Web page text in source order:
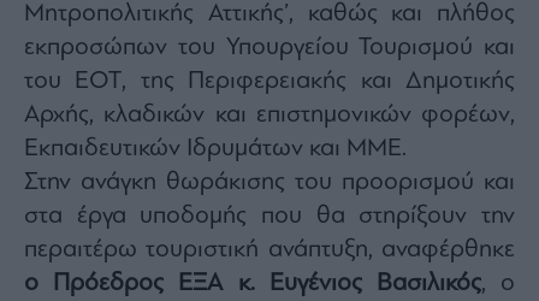
By
submitting
your
email,
agree
our
Terms
and
Privacy
Notice.
You
opt
at
any
time.
This
Μητροπολιτικής Αττικής’, καθώς και πλήθος
εκπροσώπων του Υπουργείου Τουρισμού και
του ΕΟΤ, της Περιφερειακής και Δημοτικής
Αρχής, κλαδικών και επιστημονικών φορέων,
Εκπαιδευτικών Ιδρυμάτων και ΜΜΕ.
Στην ανάγκη θωράκισης του προορισμού και
στα έργα υποδομής που θα στηρίξουν την
περαιτέρω τουριστική ανάπτυξη, αναφέρθηκε
ο Πρόεδρος ΕΞΑ κ. Ευγένιος Βασιλικός, ο